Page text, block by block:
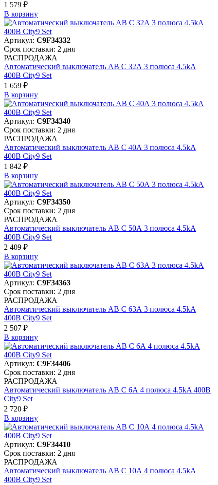
1 579 ₽
В корзинy
Артикул: C9F34332
Срок поставки: 2 дня
РАСПРОДАЖА
Автоматический выключатель АВ C 32А 3 полюса 4.5kA
400В City9 Set
1 659 ₽
В корзинy
Артикул: C9F34340
Срок поставки: 2 дня
РАСПРОДАЖА
Автоматический выключатель АВ C 40А 3 полюса 4.5kA
400В City9 Set
1 842 ₽
В корзинy
Артикул: C9F34350
Срок поставки: 2 дня
РАСПРОДАЖА
Автоматический выключатель АВ C 50А 3 полюса 4.5kA
400В City9 Set
2 409 ₽
В корзинy
Артикул: C9F34363
Срок поставки: 2 дня
РАСПРОДАЖА
Автоматический выключатель АВ C 63А 3 полюса 4.5kA
400В City9 Set
2 507 ₽
В корзинy
Артикул: C9F34406
Срок поставки: 2 дня
РАСПРОДАЖА
Автоматический выключатель АВ C 6А 4 полюса 4.5kA 400В
City9 Set
2 720 ₽
В корзинy
Артикул: C9F34410
Срок поставки: 2 дня
РАСПРОДАЖА
Автоматический выключатель АВ C 10А 4 полюса 4.5kA
400В City9 Set